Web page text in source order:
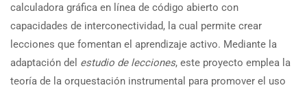
calculadora gráfica en línea de código abierto con
capacidades de interconectividad, la cual permite crear
lecciones que fomentan el aprendizaje activo. Mediante la
adaptación del estudio de lecciones, este proyecto emplea la
teoría de la orquestación instrumental para promover el uso